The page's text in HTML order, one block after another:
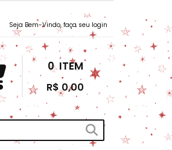
Seja Bem-Vindo, faça seu login
0 ITEM
R$ 0,00